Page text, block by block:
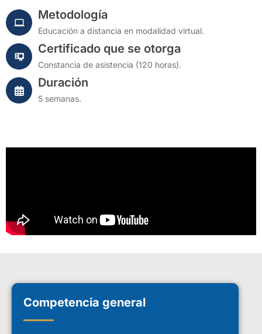
Metodología
Educación a distancia en modalidad virtual.
Certificado que se otorga
Constancia de asistencia (120 horas).
Duración
5 semanas.
Competencia general